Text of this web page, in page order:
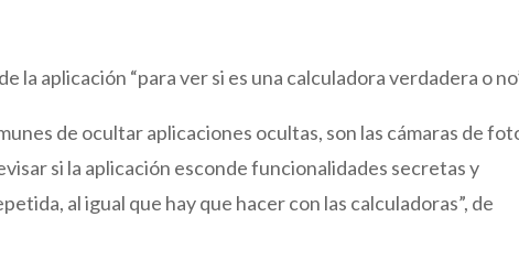
la aplicación “para ver si es una calculadora verdadera o
de ocultar aplicaciones ocultas, son las cámaras de
si la aplicación esconde funcionalidades secretas y
al igual que hay que hacer con las calculadoras”, de